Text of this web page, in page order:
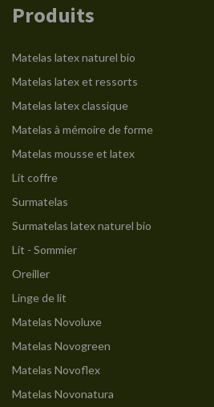
Produits
Matelas latex naturel bio
Matelas latex et ressorts
Matelas latex classique
Matelas à mémoire de forme
Matelas mousse et latex
Lit coffre
Surmatelas
Surmatelas latex naturel bio
Lit - Sommier
Oreiller
Linge de lit
Matelas Novoluxe
Matelas Novogreen
Matelas Novoflex
Matelas Novonatura